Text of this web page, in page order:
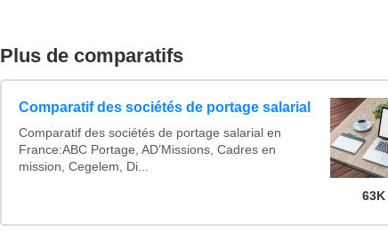
Plus de comparatifs
Comparatif des sociétés de portage salarial
Comparatif des sociétés de portage salarial en
France:ABC Portage, AD’Missions, Cadres en
mission, Cegelem, Di...
63K